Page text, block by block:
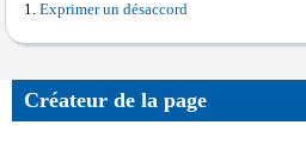
Exprimer un désaccord
Créateur de la page